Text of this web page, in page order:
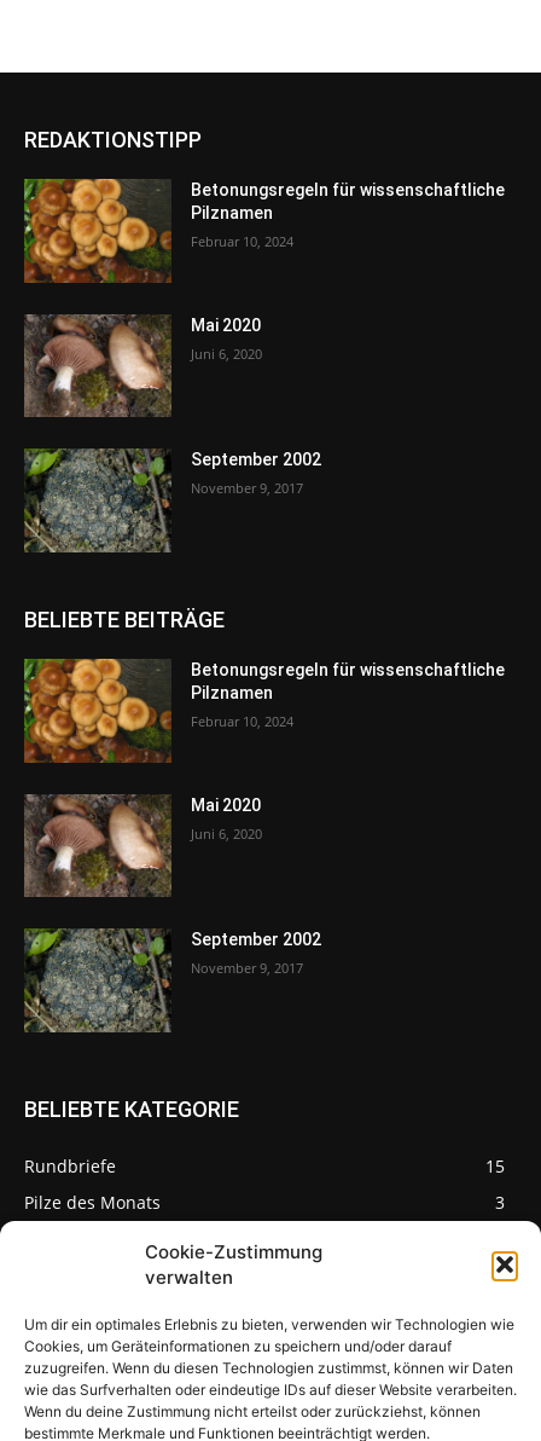
Cookie-Zustimmung
verwalten
Um dir ein optimales Erlebnis zu bieten, verwenden wir Technologien wie
Cookies, um Geräteinformationen zu speichern und/oder darauf
zuzugreifen. Wenn du diesen Technologien zustimmst, können wir Daten
wie das Surfverhalten oder eindeutige IDs auf dieser Website verarbeiten.
Wenn du deine Zustimmung nicht erteilst oder zurückziehst, können
bestimmte Merkmale und Funktionen beeinträchtigt werden.
REDAKTIONSTIPP
Betonungsregeln für wissenschaftliche
Pilznamen
Februar 10, 2024
Mai 2020
Juni 6, 2020
September 2002
November 9, 2017
BELIEBTE BEITRÄGE
Betonungsregeln für wissenschaftliche
Pilznamen
Februar 10, 2024
Mai 2020
Juni 6, 2020
September 2002
November 9, 2017
BELIEBTE KATEGORIE
Rundbriefe
15
Pilze des Monats
3
Pilzseite
Seltene Pilze aus
Mainfranken und
Deutschland